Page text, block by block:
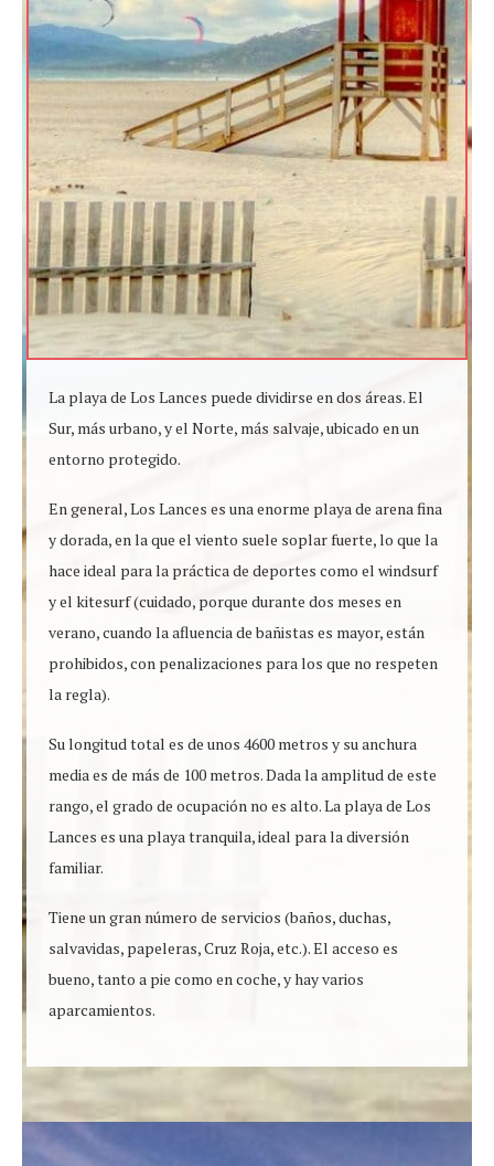
La playa de Los Lances puede dividirse en dos áreas. El
Sur, más urbano, y el Norte, más salvaje, ubicado en un
entorno protegido.
En general, Los Lances es una enorme playa de arena fina
y dorada, en la que el viento suele soplar fuerte, lo que la
hace ideal para la práctica de deportes como el windsurf
y el kitesurf (cuidado, porque durante dos meses en
verano, cuando la afluencia de bañistas es mayor, están
prohibidos, con penalizaciones para los que no respeten
la regla).
Su longitud total es de unos 4600 metros y su anchura
media es de más de 100 metros. Dada la amplitud de este
rango, el grado de ocupación no es alto. La playa de Los
Lances es una playa tranquila, ideal para la diversión
familiar.
Tiene un gran número de servicios (baños, duchas,
salvavidas, papeleras, Cruz Roja, etc.). El acceso es
bueno, tanto a pie como en coche, y hay varios
aparcamientos.